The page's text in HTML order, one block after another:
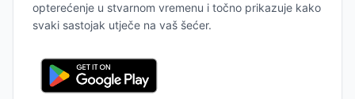
opterećenje u stvarnom vremenu i točno prikazuje kako
svaki sastojak utječe na vaš šećer.